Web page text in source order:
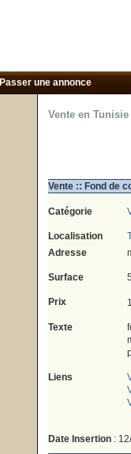
Passer une annonce
Vente en Tunisie
Vente :: Fond de
Catégorie
Localisation
Adresse
Surface
Prix
Texte
Liens
Date Insertion: